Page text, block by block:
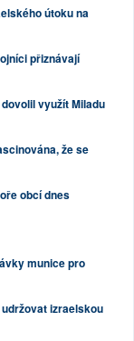
útoku na
přiznávají
využít Miladu
že se
obcí dnes
munice pro
izraelskou